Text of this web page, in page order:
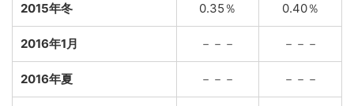
2015年冬 0.35％ 0.40％
2016年1月 －－－ －－－
2016年夏 －－－ －－－